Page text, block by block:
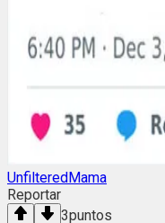
UnfilteredMama
Reportar
3puntos